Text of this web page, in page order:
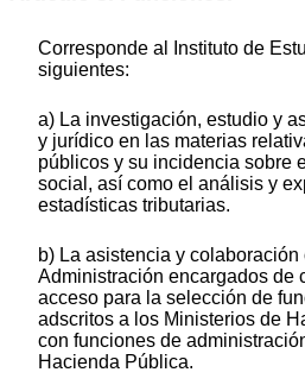
Corresponde al Instituto de
siguientes:
a) La investigación, estudio y
y jurídico en las materias
públicos y su incidencia sobre
social, así como el análisis y
estadísticas tributarias.
b) La asistencia y
Administración encargados de
acceso para la selección de
adscritos a los Ministerios de
con funciones de
Hacienda Pública.